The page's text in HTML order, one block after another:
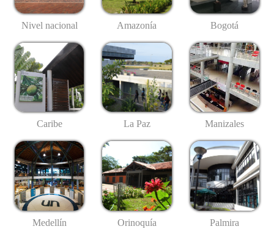
Nivel nacional Amazonía Bogotá
Caribe La Paz Manizales
Medellín Orinoquía Palmira